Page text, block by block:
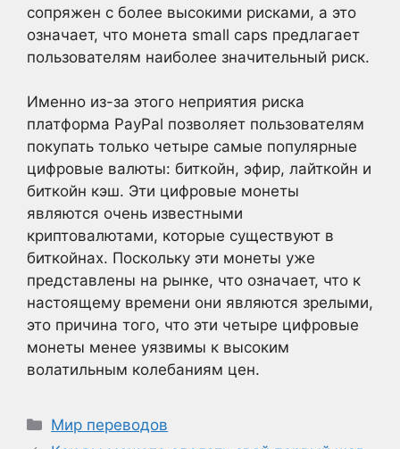
сопряжен с более высокими рисками, а это
означает, что монета small caps предлагает
пользователям наиболее значительный риск.
Именно из-за этого неприятия риска
платформа PayPal позволяет пользователям
покупать только четыре самые популярные
цифровые валюты: биткойн, эфир, лайткойн и
биткойн кэш. Эти цифровые монеты
являются очень известными
криптовалютами, которые существуют в
биткойнах. Поскольку эти монеты уже
представлены на рынке, что означает, что к
настоящему времени они являются зрелыми,
это причина того, что эти четыре цифровые
монеты менее уязвимы к высоким
волатильным колебаниям цен.
Рубрики
Мир переводов